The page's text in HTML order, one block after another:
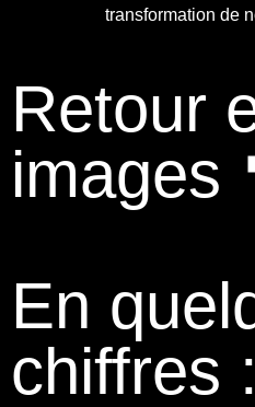
transformation de
Retour
images
En
chiffres :